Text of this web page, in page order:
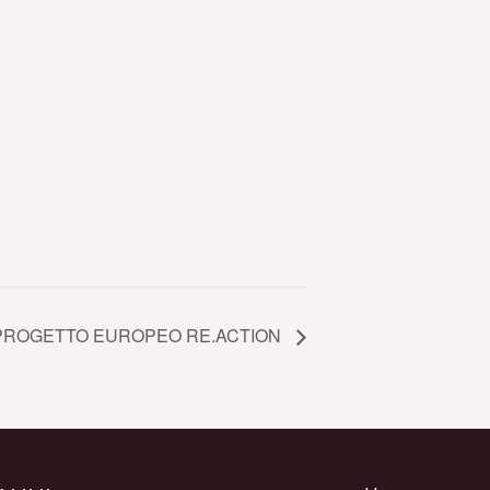
EUROPEO RE.ACTION